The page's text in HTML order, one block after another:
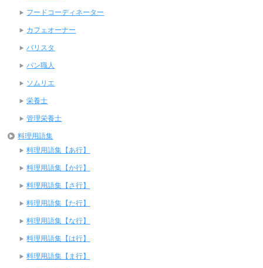
フードコーディネーター
カフェオーナー
バリスタ
パン職人
ソムリエ
栄養士
管理栄養士
料理用語集
料理用語集【あ行】
料理用語集【か行】
料理用語集【さ行】
料理用語集【た行】
料理用語集【な行】
料理用語集【は行】
料理用語集【ま行】